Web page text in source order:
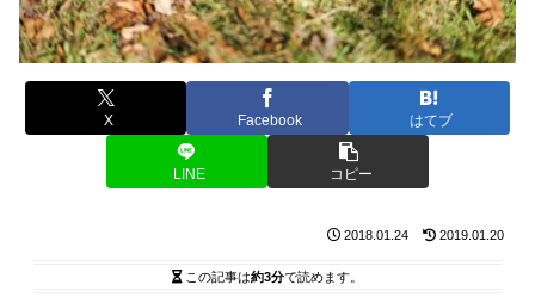
X Facebook はてブ
LINE コピー
2018.01.24 2019.01.20
この記事は約3分で読めます。